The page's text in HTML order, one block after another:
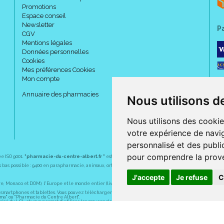
Nous utilisons
Nous utilisons des
votre expérience de
personnalisé et des
pour comprendre la
J'accepte Je refuse
Promotions
Espace conseil
Newsletter
CGV
Mentions légales
Données personnelles
Cookies
Mes préférences Cookies
Mon compte
Annuaire des pharmacies
ISO 9001. "pharmacie-du-centre-albert.fr " est le site internet de l a pharmacie du centre, 32
possible : 9400 en parapharmacie, animaux, orthopédie, matériel médical. 1700 en médicaments
et DOM), l' Europe et le monde entier (livraison assuré par Colissimo et ses partenaires à l'
et tablettes. Vous pouvez télécharger gratuitement l' application sur l' AppStore (pour
ou "Pharmacie du Centre Albert".
du LCL et vous permet d' utiliser les moyens de paiement suivants : CB, Visa, MasterCard, American